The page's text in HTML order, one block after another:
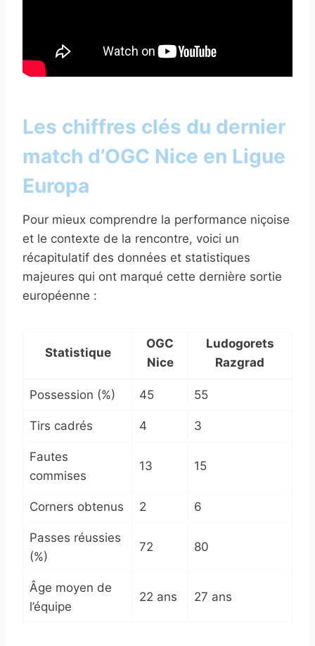
Les chiffres clés du dernier
match d’OGC Nice en Ligue
Europa
Pour mieux comprendre la performance niçoise
et le contexte de la rencontre, voici un
récapitulatif des données et statistiques
majeures qui ont marqué cette dernière sortie
européenne :
Statistique
OGC
Nice
Ludogorets
Razgrad
Possession (%) 45 55
Tirs cadrés 4 3
Fautes
commises
13 15
Corners obtenus 2 6
Passes réussies
(%)
72 80
Âge moyen de
l’équipe
22 ans 27 ans